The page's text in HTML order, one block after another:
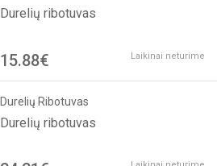
Durelių ribotuvas
15.88€ Laikinai neturime
Durelių Ribotuvas
Durelių ribotuvas